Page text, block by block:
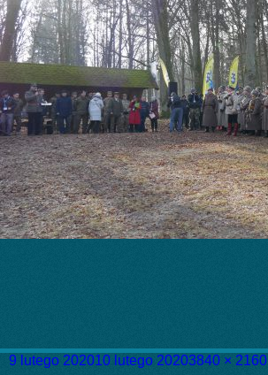
Data
9 lutego 202010 lutego 2020Pełny
3840 × 2160